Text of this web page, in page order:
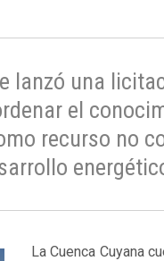
lanzó una
el
recurso no
La Cuenca Cuyana